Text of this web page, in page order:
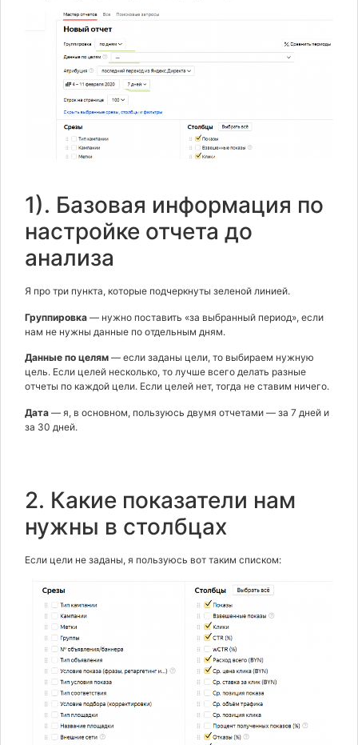
1). Базовая информация по
настройке отчета до
анализа
Я про три пункта, которые подчеркнуты зеленой линией.
Группировка — нужно поставить «за выбранный период», если
нам не нужны данные по отдельным дням.
Данные по целям — если заданы цели, то выбираем нужную
цель. Если целей несколько, то лучше всего делать разные
отчеты по каждой цели. Если целей нет, тогда не ставим ничего.
Дата — я, в основном, пользуюсь двумя отчетами — за 7 дней и
за 30 дней.
2. Какие показатели нам
нужны в столбцах
Если цели не заданы, я пользуюсь вот таким списком: